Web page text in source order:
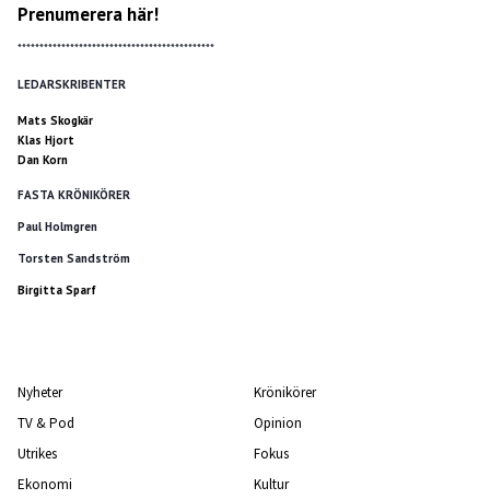
Prenumerera här!
*********************************************
LEDARSKRIBENTER
Mats Skogkär
Klas Hjort
Dan Korn
FASTA KRÖNIKÖRER
Paul Holmgren
Torsten Sandström
Birgitta Sparf
Nyheter
TV & Pod
Utrikes
Ekonomi
Krönikörer
Opinion
Fokus
Kultur